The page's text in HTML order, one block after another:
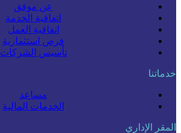
عن موفق
اتفاقية الخدمة
اتفاقية العمل
فرص استثمارية
تأسيس الشركات
خدماتنا
مساعد
الخدمات المالية
المقر الإداري